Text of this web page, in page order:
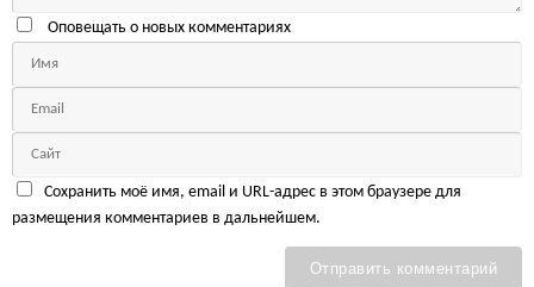
Оповещать о новых комментариях
Сохранить моё имя, email и URL-адрес в этом браузере для
размещения комментариев в дальнейшем.